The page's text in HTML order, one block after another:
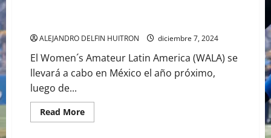
ALEJANDRO DELFIN HUITRON diciembre 7, 2024
El Women´s Amateur Latin America (WALA) se
llevará a cabo en México el año próximo,
luego de...
Read MoreRead
more